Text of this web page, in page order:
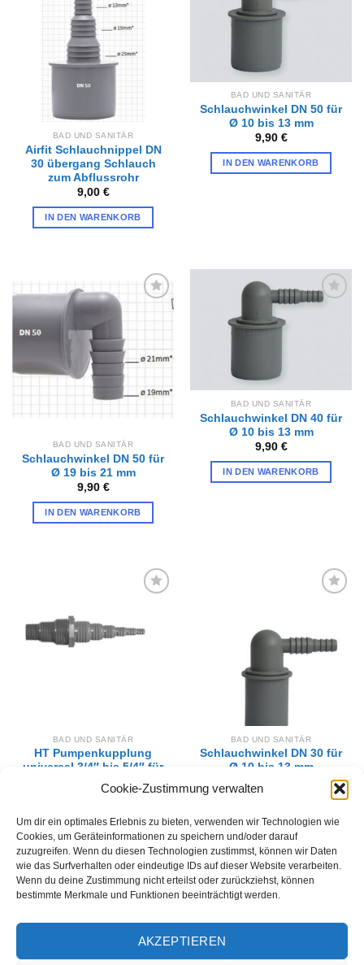
Cookie-Zustimmung verwalten
Um dir ein optimales Erlebnis zu bieten, verwenden wir Technologien wie
Cookies, um Geräteinformationen zu speichern und/oder darauf
zuzugreifen. Wenn du diesen Technologien zustimmst, können wir Daten
wie das Surfverhalten oder eindeutige IDs auf dieser Website verarbeiten.
Wenn du deine Zustimmung nicht erteilst oder zurückziehst, können
bestimmte Merkmale und Funktionen beeinträchtigt werden.
AKZEPTIEREN
hinzufügen
BAD UND SANITÄR
Airfit Schlauchnippel DN
30 übergang Schlauch
zum Abflussrohr
9,00 €
IN DEN WARENKORB
BAD UND SANITÄR
Schlauchwinkel DN 50 für
Ø 10 bis 13 mm
9,90 €
IN DEN WARENKORB
BAD UND SANITÄR
Schlauchwinkel DN 50 für
Ø 19 bis 21 mm
9,90 €
IN DEN WARENKORB
BAD UND SANITÄR
Schlauchwinkel DN 40 für
Ø 10 bis 13 mm
9,90 €
IN DEN WARENKORB
hinzufügen
BAD UND SANITÄR
HT Pumpenkupplung
universal 3/4″ bis 5/4″ für
gerade Schläuche 8-
32mm
IN DEN WARENKORB
BAD UND SANITÄR
Schlauchwinkel DN 30 für
Ø 10 bis 13 mm